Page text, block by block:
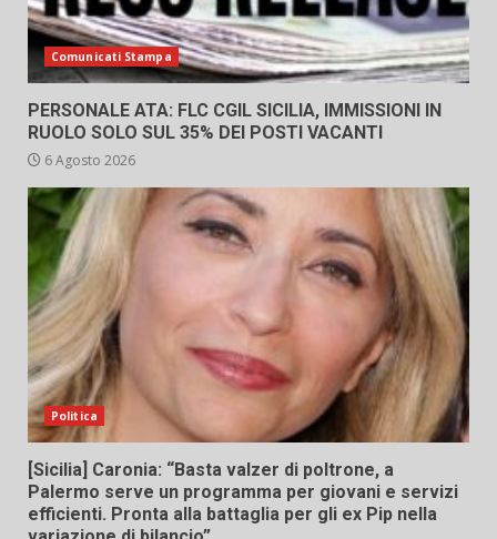
Comunicati Stampa
PERSONALE ATA: FLC CGIL SICILIA, IMMISSIONI IN
RUOLO SOLO SUL 35% DEI POSTI VACANTI
6 Agosto 2026
Politica
[Sicilia] Caronia: “Basta valzer di poltrone, a
Palermo serve un programma per giovani e servizi
efficienti. Pronta alla battaglia per gli ex Pip nella